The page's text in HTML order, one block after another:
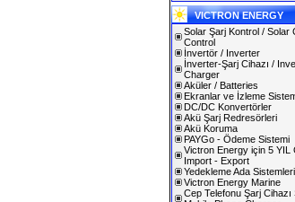
VICTRON ENERGY
Solar Şarj Kontrol / Solar
Control
İnvertör / Inverter
İnverter-Şarj Cihazı /
Charger
Aküler / Batteries
Ekranlar ve İzleme
DC/DC Konvertörler
Akü Şarj Redresörleri
Akü Koruma
PAYGo - Ödeme Sistemi
Victron Energy için 5 YIL
Import - Export
Yedekleme Ada Sistemleri
Victron Energy Marine
Cep Telefonu Şarj Cihazı